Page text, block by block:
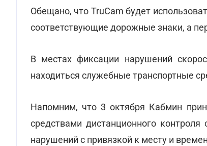
Обещано, что TruCam будет
соответствующие дорожные знаки, а
В местах фиксации нарушений
находиться служебные транспортные
Напомним, что 3 октября Кабмин
средствами дистанционного
нарушений с привязкой к месту и